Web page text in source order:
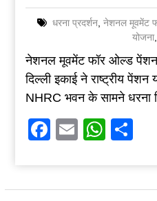
धरना प्रदर्शन,नेशनल मूवमेंट
योजना,
नेशनल मूवमेंट फॉर ओल्ड
दिल्ली इकाई ने राष्ट्रीय
NHRC भवन के सामने धरना
Facebook
Email